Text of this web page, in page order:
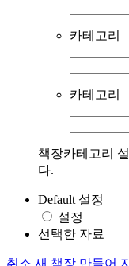
카테고리
카테고리
책장카테고리
다.
Default 설정
설정
선택한 자료
취소 새 책장 만들어